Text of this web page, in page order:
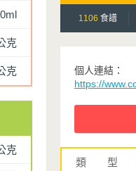
克
克
克
1106 食譜
個人連結：
https://
類 型